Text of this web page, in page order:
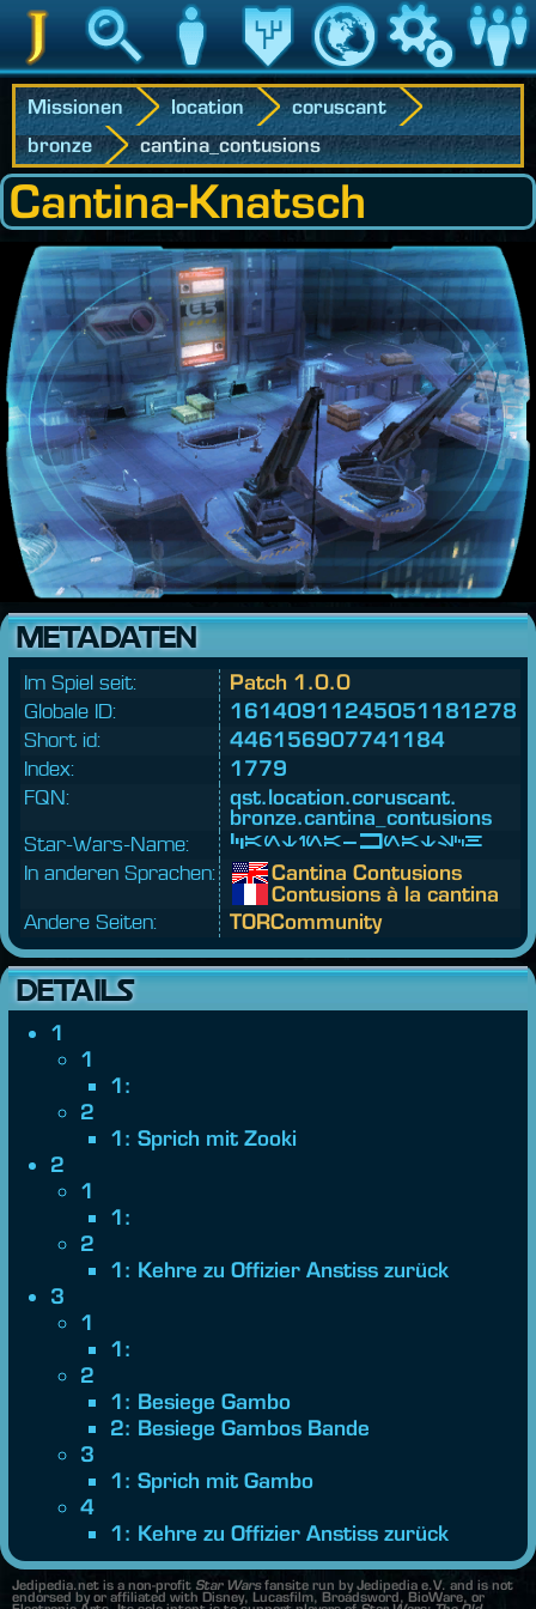
Jedipedia Suche Charakter Vermächtnis Welt Spiel
Missionen location
coruscant
bronze
cantina_contusions
Cantina-Knatsch
METADATEN
Im Spiel seit:
Patch 1.0.0
Globale ID:
16140911245051181278
Short id:
446156907741184
Index:
1779
FQN:
qst.location.coruscant.
bronze.cantina_contusions
Star-Wars-Name:
Cantina-Knatsch
In anderen Sprachen:
Cantina Contusions
Contusions à la cantina
Andere Seiten:
TORCommunity
DETAILS
1
1
1:
2
1: Sprich mit Zooki
2
1
1:
2
1: Kehre zu Offizier Anstiss zurück
3
1
1:
2
1: Besiege Gambo
2: Besiege Gambos Bande
3
1: Sprich mit Gambo
4
1: Kehre zu Offizier Anstiss zurück
Jedipedia.net is a non-profit Star Warsfansite run by Jedipedia e.V. and is not
endorsed by or affiliated with Disney, Lucasfilm, Broadsword, BioWare, or